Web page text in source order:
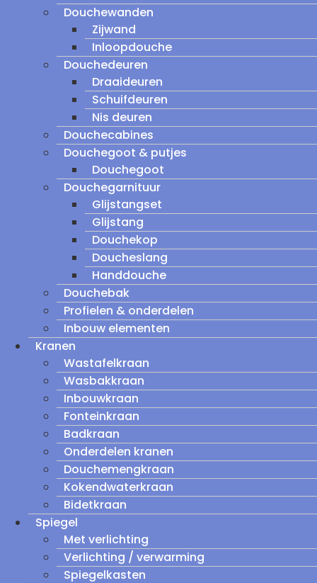
Douchewanden
Zijwand
Inloopdouche
Douchedeuren
Draaideuren
Schuifdeuren
Nis deuren
Douchecabines
Douchegoot & putjes
Douchegoot
Douchegarnituur
Glijstangset
Glijstang
Douchekop
Doucheslang
Handdouche
Douchebak
Profielen & onderdelen
Inbouw elementen
Kranen
Wastafelkraan
Wasbakkraan
Inbouwkraan
Fonteinkraan
Badkraan
Onderdelen kranen
Douchemengkraan
Kokendwaterkraan
Bidetkraan
Spiegel
Met verlichting
Verlichting / verwarming
Spiegelkasten